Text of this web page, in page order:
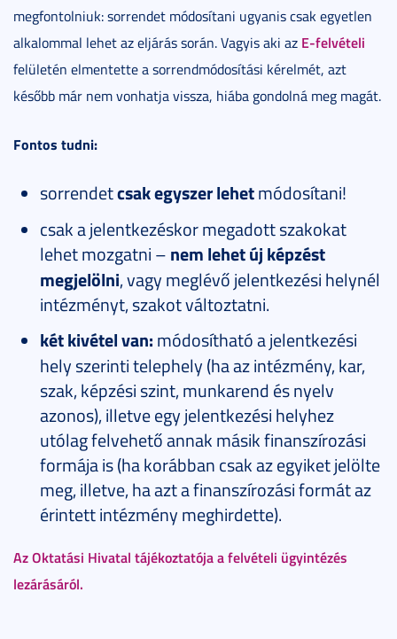
megfontolniuk: sorrendet módosítani ugyanis csak egyetlen
alkalommal lehet az eljárás során. Vagyis aki az E-felvételi
felületén elmentette a sorrendmódosítási kérelmét, azt
később már nem vonhatja vissza, hiába gondolná meg magát.
Fontos tudni:
sorrendetcsak egyszer lehetmódosítani!
csak a jelentkezéskor megadott szakokat
lehet mozgatni – nem lehet új képzést
megjelölni, vagy meglévő jelentkezési helynél
intézményt, szakot változtatni.
két kivétel van: módosítható a jelentkezési
hely szerinti telephely (ha az intézmény, kar,
szak, képzési szint, munkarend és nyelv
azonos), illetve egy jelentkezési helyhez
utólag felvehető annak másik finanszírozási
formája is (ha korábban csak az egyiket jelölte
meg, illetve, ha azt a finanszírozási formát az
érintett intézmény meghirdette).
Az Oktatási Hivatal tájékoztatója a felvételi ügyintézés
lezárásáról.